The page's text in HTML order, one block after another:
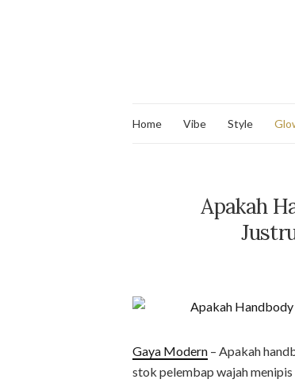
Home Vibe Style
Apakah
Gaya Modern – Apakah
stok pelembap wajah